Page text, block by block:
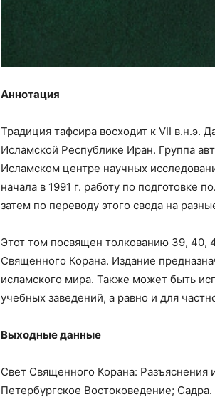
Аннотация
Традиция тафсира восходит к VII в.н.э.
Исламской Республике Иран. Группа
Исламском центре научных
начала в 1991 г. работу по подготовке
затем по переводу этого свода на
Этот том посвящен толкованию 39, 40,
Священного Корана. Издание
исламского мира. Также может быть
учебных заведений, а равно и для
Выходные данные
Свет Священного Корана: Разъяснения
Петербургское Востоковедение;